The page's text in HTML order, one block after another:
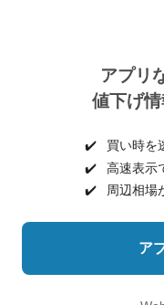
アプリ
値下げ
✔️
買い時を
✔️
高速表示
✔️
周辺相場
ア
個人情報
ヘルプ・